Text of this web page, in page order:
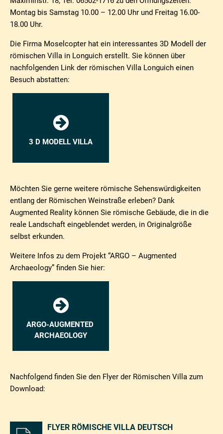
Montag bis Samstag 10.00 – 12.00 Uhr und Freitag 16.00-
18.00 Uhr.
Die Firma Moselcopter hat ein interessantes 3D Modell der
römischen Villa in Longuich erstellt. Sie können über
nachfolgenden Link der römischen Villa Longuich einen
Besuch abstatten:
3 D MODELL VILLA
Möchten Sie gerne weitere römische Sehenswürdigkeiten
entlang der Römischen Weinstraße erleben? Dank
Augmented Reality können Sie römische Gebäude, die in die
reale Landschaft eingeblendet werden, in Originalgröße
selbst erkunden.
Weitere Infos zu dem Projekt “ARGO – Augmented
Archaeology” finden Sie hier:
ARGO-AUGMENTED
ARCHAEOLOGY
Nachfolgend finden Sie den Flyer der Römischen Villa zum
Download:
FLYER RÖMISCHE VILLA DEUTSCH